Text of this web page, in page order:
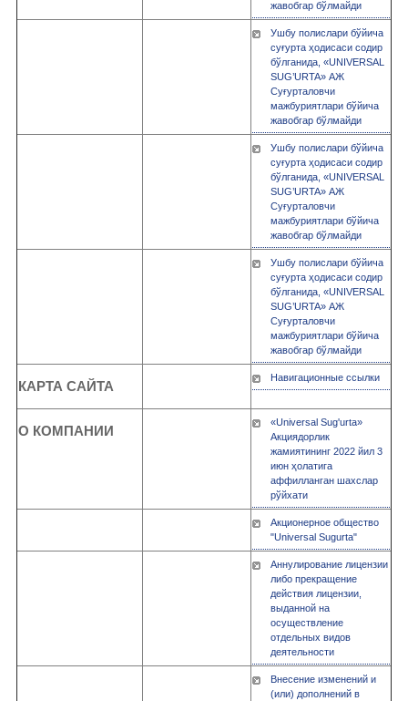
жавобгар бўлмайди
Ушбу полислари бўйича
суғурта ҳодисаси содир
бўлганида, «UNIVERSAL
SUG’URTA» АЖ
Суғурталовчи
мажбуриятлари бўйича
жавобгар бўлмайди
Ушбу полислари бўйича
суғурта ҳодисаси содир
бўлганида, «UNIVERSAL
SUG’URTA» АЖ
Суғурталовчи
мажбуриятлари бўйича
жавобгар бўлмайди
Ушбу полислари бўйича
суғурта ҳодисаси содир
бўлганида, «UNIVERSAL
SUG’URTA» АЖ
Суғурталовчи
мажбуриятлари бўйича
жавобгар бўлмайди
КАРТА САЙТА
Навигационные ссылки
О КОМПАНИИ
«Universal Sug'urta»
Акциядорлик
жамиятининг 2022 йил 3
июн ҳолатига
аффилланган шахслар
рўйхати
Акционерное общество
"Universal Sugurta"
Аннулирование лицензии
либо прекращение
действия лицензии,
выданной на
осуществление
отдельных видов
деятельности
Внесение изменений и
(или) дополнений в